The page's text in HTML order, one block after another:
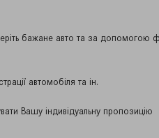
бажане авто та за допомогою
автомобіля та ін.
Вашу індивідуальну пропозицію